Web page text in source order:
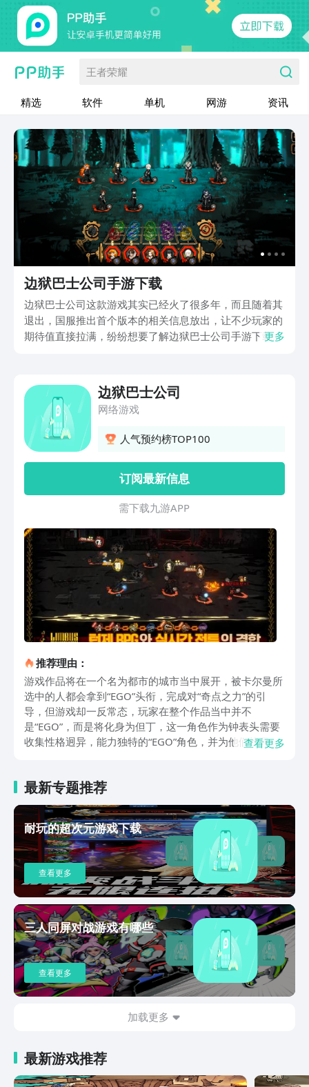
王者荣耀
精选 软件 单机 网游 资讯
边狱巴士公司手游下载
边狱巴士公司这款游戏其实已经火了很多年，而且随着其
退出，国服推出首个版本的相关信息放出，让不少玩家的
期待值直接拉满，纷纷想要了解边狱巴士公司手游下载的
了，而且它作为一款单机游戏，对于那些追求独自享乐的
玩家再适合不过！
更多
边狱巴士公司
网络游戏
人气预约榜TOP100
订阅最新信息
需 下 载 九 游 A P P
推荐理由：
游戏作品将在一个名为都市的城市当中展开，被卡尔曼所
选中的人都会拿到“EGO”头衔，完成对“奇点之力”的引
导，但游戏却一反常态，玩家在整个作品当中并不
是“EGO”，而是将化身为但丁，这一角色作为钟表头需要
收集性格迥异，能力独特的“EGO”角色，并为他们找寻所
色分支状况、玩家手中所拥有的“EGO”等级等各种元素，
都会直接影响到玩家的战斗效果，在世界观的打造上延续
了前作废墟图书馆的整体构架，也让很多老粉们在其中逐
步建立起完整的世界观体系。游戏当中总共涉及了12名罪
人，无需玩家进行收集开局即可在手，而在你化身为但丁
之后，需要与这12名罪人进行连接，作为主控者，一起前
往脑叶公司的不同遗址，来寻找名为金枝的12件物品，这
12名角色作为玩家专属的“EGO”，需要通过不同的搭配模
式来打造出强大的战斗效果，而他的角色非收集玩法也让
不少玩家直呼太爽，开局即可获得角色全图鉴。再来分享
一下游戏的具体玩法，所有角色会共同使用一个行动操作
卡池，每次开场的话会同时出现5条技能栏，每条技能栏
的下方会对应每名角色的头像，一名角色最多可解锁三条
技能栏，而竖条技能栏则是反馈角色的整体攻击速度，随
着战斗开始，技能栏的数额会逐步增加，角色的攻击速度
在持续飙升。边狱巴士公司手游下载的正确方法在本期文
略，都可以在豌豆荚APP上留言哦，小编会第一时间内为
大家解答，为你打开全新的游戏思路。
查看更多
最新专题推荐
耐玩的超次元游戏下载
查看更多
三人同屏对战游戏有哪些
查看更多
加载更多
最新游戏推荐